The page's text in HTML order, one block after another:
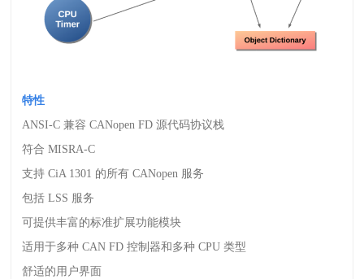
特性
ANSI-C兼容CANopen FD源代码协议栈
符合 MISRA-C
支持 CiA 1301 的所有CANopen 服务
包括 LSS 服务
可提供丰富的标准扩展功能模块
适用于多种 CAN FD控制器和多种CPU类型
舒适的用户界面